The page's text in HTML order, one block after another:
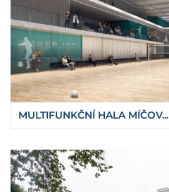
MULTIFUNKČNÍ HALA MÍČOV...